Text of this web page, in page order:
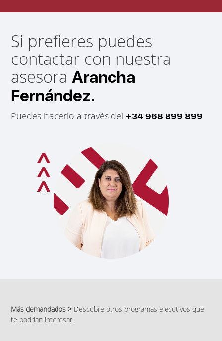
Si prefieres puedes
contactar con nuestra
asesoraArancha
Fernández.
Puedes hacerlo a través del +34 968 899 899
Más demandados > Descubre otros programas ejecutivos que
te podrían interesar.